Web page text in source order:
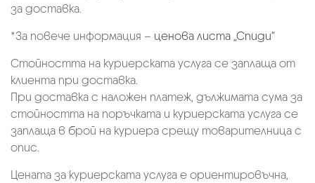
за доставка.
*За повече информация – ценова листа „Спиди“
Стойността на куриерската услуга се заплаща от
клиента при доставка.
При доставка с наложен платеж, дължимата сума за
стойността на поръчката и куриерската услуга се
заплаща в брой на куриера срещу товарителница с
опис.
Цената за куриерската услуга е ориентировъчна,